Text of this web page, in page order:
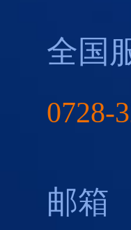
全国
0728-
邮箱